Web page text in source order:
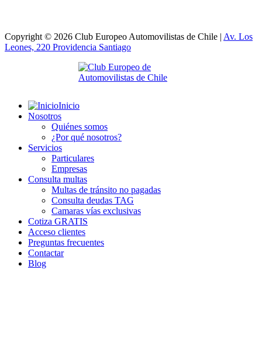
Copyright © 2026 Club Europeo Automovilistas de Chile | Av. Los
Leones, 220 Providencia Santiago
Inicio
Nosotros
Quiénes somos
¿Por qué nosotros?
Servicios
Particulares
Empresas
Consulta multas
Multas de tránsito no pagadas
Consulta deudas TAG
Camaras vías exclusivas
Cotiza GRATIS
Acceso clientes
Preguntas frecuentes
Contactar
Blog